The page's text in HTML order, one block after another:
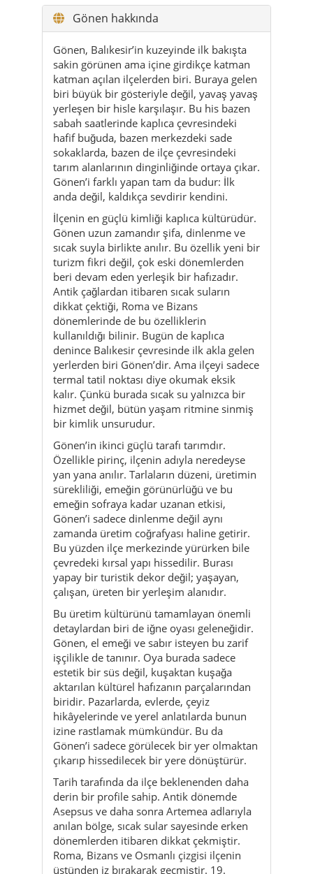
Gönen hakkında
Gönen, Balıkesir’in kuzeyinde ilk bakışta
sakin görünen ama içine girdikçe katman
katman açılan ilçelerden biri. Buraya gelen
biri büyük bir gösteriyle değil, yavaş yavaş
yerleşen bir hisle karşılaşır. Bu his bazen
sabah saatlerinde kaplıca çevresindeki
hafif buğuda, bazen merkezdeki sade
sokaklarda, bazen de ilçe çevresindeki
tarım alanlarının dinginliğinde ortaya çıkar.
Gönen’i farklı yapan tam da budur: İlk
anda değil, kaldıkça sevdirir kendini.
İlçenin en güçlü kimliği kaplıca kültürüdür.
Gönen uzun zamandır şifa, dinlenme ve
sıcak suyla birlikte anılır. Bu özellik yeni bir
turizm fikri değil, çok eski dönemlerden
beri devam eden yerleşik bir hafızadır.
Antik çağlardan itibaren sıcak suların
dikkat çektiği, Roma ve Bizans
dönemlerinde de bu özelliklerin
kullanıldığı bilinir. Bugün de kaplıca
denince Balıkesir çevresinde ilk akla gelen
yerlerden biri Gönen’dir. Ama ilçeyi sadece
termal tatil noktası diye okumak eksik
kalır. Çünkü burada sıcak su yalnızca bir
hizmet değil, bütün yaşam ritmine sinmiş
bir kimlik unsurudur.
Gönen’in ikinci güçlü tarafı tarımdır.
Özellikle pirinç, ilçenin adıyla neredeyse
yan yana anılır. Tarlaların düzeni, üretimin
sürekliliği, emeğin görünürlüğü ve bu
emeğin sofraya kadar uzanan etkisi,
Gönen’i sadece dinlenme değil aynı
zamanda üretim coğrafyası haline getirir.
Bu yüzden ilçe merkezinde yürürken bile
çevredeki kırsal yapı hissedilir. Burası
yapay bir turistik dekor değil; yaşayan,
çalışan, üreten bir yerleşim alanıdır.
Bu üretim kültürünü tamamlayan önemli
detaylardan biri de iğne oyası geleneğidir.
Gönen, el emeği ve sabır isteyen bu zarif
işçilikle de tanınır. Oya burada sadece
estetik bir süs değil, kuşaktan kuşağa
aktarılan kültürel hafızanın parçalarından
biridir. Pazarlarda, evlerde, çeyiz
hikâyelerinde ve yerel anlatılarda bunun
izine rastlamak mümkündür. Bu da
Gönen’i sadece görülecek bir yer olmaktan
çıkarıp hissedilecek bir yere dönüştürür.
Tarih tarafında da ilçe beklenenden daha
derin bir profile sahip. Antik dönemde
Asepsus ve daha sonra Artemea adlarıyla
anılan bölge, sıcak sular sayesinde erken
dönemlerden itibaren dikkat çekmiştir.
Roma, Bizans ve Osmanlı çizgisi ilçenin
üstünden iz bırakarak geçmiştir. 19.